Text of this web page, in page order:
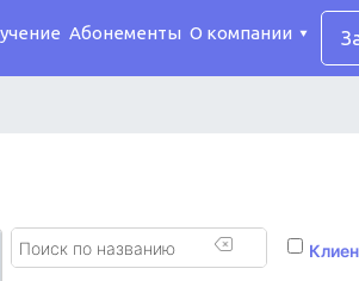
Абонементы О компании